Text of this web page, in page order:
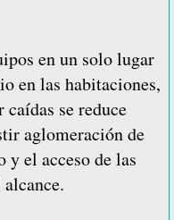
en un solo lugar
en las habitaciones,
se reduce
aglomeración de
y el acceso de las